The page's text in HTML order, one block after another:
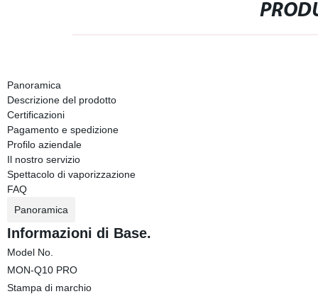
Panoramica
Descrizione del prodotto
Certificazioni
Pagamento e spedizione
Profilo aziendale
Il nostro servizio
Spettacolo di vaporizzazione
FAQ
Panoramica
Informazioni di Base.
Model No.
MON-Q10 PRO
Stampa di marchio